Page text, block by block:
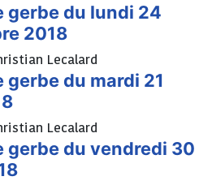
gerbe du lundi 24
2018
Lecalard
gerbe du mardi 21
Lecalard
gerbe du vendredi 30